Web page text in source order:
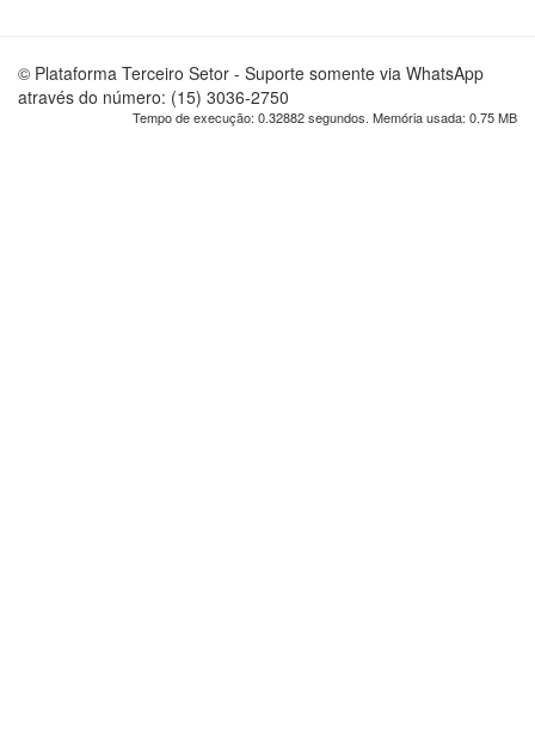
© Plataforma Terceiro Setor - Suporte somente via WhatsApp
através do número: (15) 3036-2750
Tempo de execução: 0.32882 segundos. Memória usada: 0.75 MB